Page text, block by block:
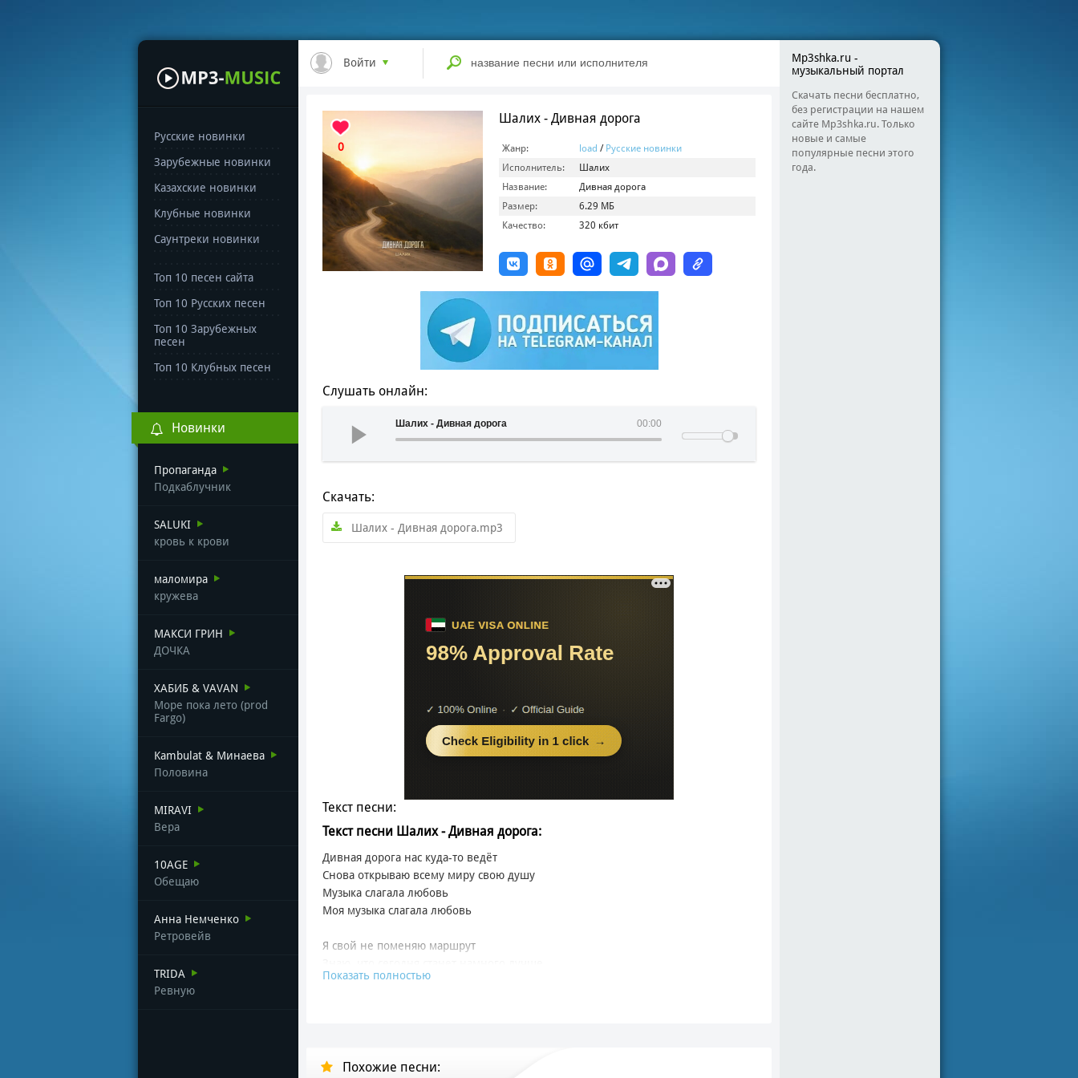
Русские новинки
Зарубежные новинки
Казахские новинки
Клубные новинки
Саунтреки новинки
Топ 10 песен сайта
Топ 10 Русских песен
Топ 10 Зарубежных
песен
Топ 10 Клубных песен
Новинки
Пропаганда
Подкаблучник
SALUKI
кровь к крови
маломира
кружева
МАКСИ ГРИН
ДОЧКА
ХАБИБ & VAVAN
Море пока лето (prod
Fargo)
Kambulat & Минаева
Половина
MIRAVI
Вера
10AGE
Обещаю
Анна Немченко
Ретровейв
TRIDA
Ревную
Войти
0
Шалих - Дивная дорога
Жанр: load / Русские новинки
Исполнитель:
Шалих
Название:
Дивная дорога
Размер:
6.29 МБ
Качество:
320 кбит
Слушать онлайн:
00:00
Шалих - Дивная дорога
Скачать:
Шалих - Дивная дорога.mp3
Текст песни:
Текст песни Шалих - Дивная дорога:
Дивная дорога нас куда-то ведёт
Снова открываю всему миру свою душу
Музыка слагала любовь
Моя музыка слагала любовь
Я свой не поменяю маршрут
Освободив от оков
Прыгал в никуда, он, не боясь разбиться
Показать полностью
Похожие песни:
Mp3shka.ru -
музыкальный портал
Скачать песни бесплатно,
без регистрации на нашем
сайте Mp3shka.ru. Только
новые и самые
популярные песни этого
года.